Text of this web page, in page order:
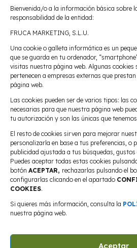
Bienvenida/o a la información básica sobre
responsabilidad de la entidad:
FRUCA MARKETING, S.L.U.
Una cookie o galleta informática es un
que se guarda en tu ordenador,
visitas nuestra página web. Algunas cookies
pertenecen a empresas externas que
página web.
Las cookies pueden ser de varios tipos: las
necesarias para que nuestra página web
tu autorización y son las únicas que
El resto de cookies sirven para mejorar
personalizarla en base a tus preferencias, o
publicidad ajustada a tus búsquedas, gustos
Puedes aceptar todas estas cookies
botón ACEPTAR, rechazarlas pulsando el
configurarlas clicando en el apartado
COOKIES.
Si quieres más información, consulta la
nuestra página web.
Aceptar
Nachrichten
Rechtlicher Hinweis
Datenschutzrichtlinie
Cookie-Richtlinie
Umwelterklärung der CFM-
2024
Umwelterklärung von Fruca
FRUCA